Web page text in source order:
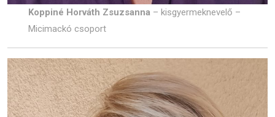
Koppiné Horváth Zsuzsanna– kisgyermeknevelő –
Micimackó csoport